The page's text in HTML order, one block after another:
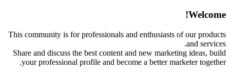
Welcome!
This community is for professionals and enthusiasts of our products
and services.
Share and discuss the best content and new marketing ideas, build
your professional profile and become a better marketer together.